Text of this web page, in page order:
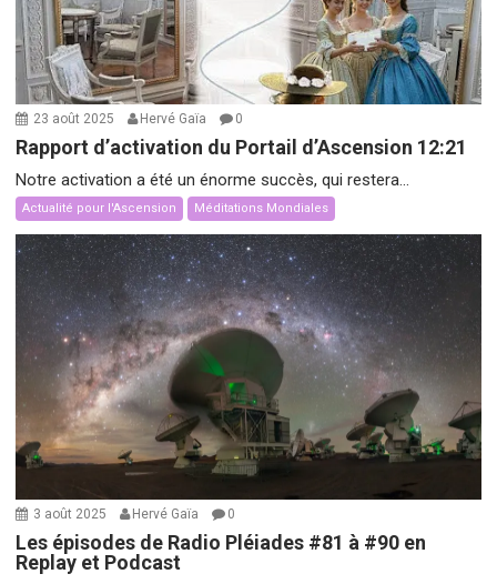
23 août 2025 Hervé Gaïa 0
Rapport d’activation du Portail d’Ascension 12:21
Notre activation a été un énorme succès, qui restera...
Actualité pour l'Ascension Méditations Mondiales
3 août 2025 Hervé Gaïa 0
Les épisodes de Radio Pléiades #81 à #90 en
Replay et Podcast